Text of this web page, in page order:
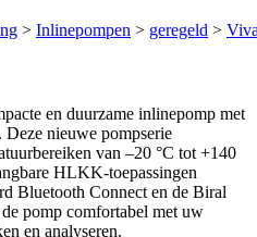
> Inlinepompen > geregeld >
en duurzame inlinepomp met
nieuwe pompserie
van –20 °C tot +140
HLKK-toepassingen
Bluetooth Connect en de Biral
pomp comfortabel met uw
en analyseren.